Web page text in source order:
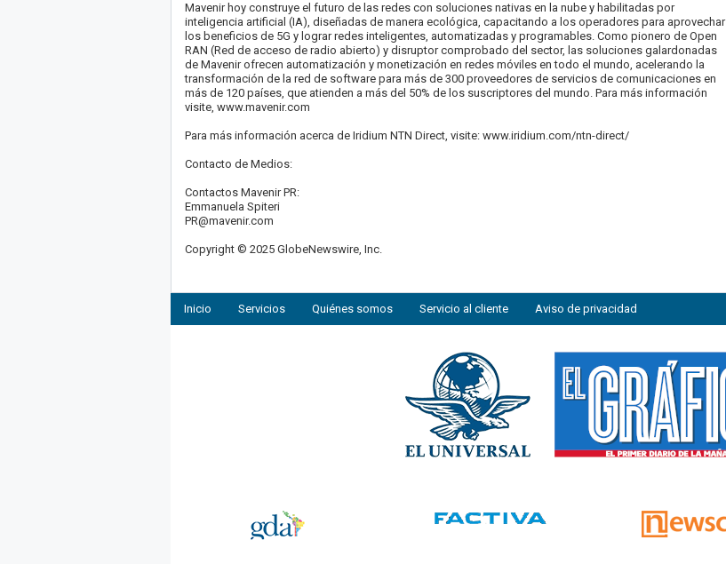
Mavenir hoy construye el futuro de las redes con soluciones nativas en la nube y habilitadas por
inteligencia artificial (IA), diseñadas de manera ecológica, capacitando a los operadores para aprovechar
los beneficios de 5G y lograr redes inteligentes, automatizadas y programables. Como pionero de Open
RAN (Red de acceso de radio abierto) y disruptor comprobado del sector, las soluciones galardonadas
de Mavenir ofrecen automatización y monetización en redes móviles en todo el mundo, acelerando la
transformación de la red de software para más de 300 proveedores de servicios de comunicaciones en
más de 120 países, que atienden a más del 50% de los suscriptores del mundo. Para más información
visite, www.mavenir.com
Para más información acerca de Iridium NTN Direct, visite: www.iridium.com/ntn-direct/
Contacto de Medios:
Contactos Mavenir PR:
Emmanuela Spiteri
PR@mavenir.com
Copyright © 2025 GlobeNewswire, Inc.
Inicio Servicios Quiénes somos Servicio al cliente Aviso de privacidad